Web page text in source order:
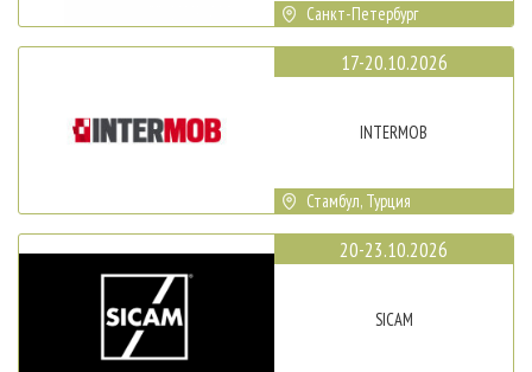
Санкт-Петербург
17-20.10.2026
INTERMOB
Стамбул, Турция
20-23.10.2026
SICAM